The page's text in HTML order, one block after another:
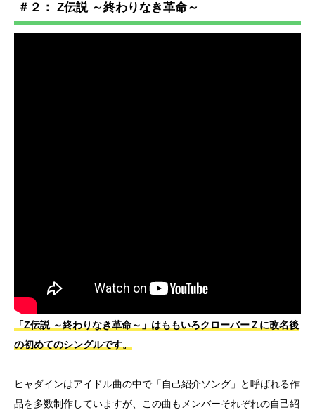
＃２： Z伝説 ～終わりなき革命～
「Z伝説 ～終わりなき革命～」はももいろクローバーＺに改名後
の初めてのシングルです。
ヒャダインはアイドル曲の中で「自己紹介ソング」と呼ばれる作
品を多数制作していますが、この曲もメンバーそれぞれの自己紹